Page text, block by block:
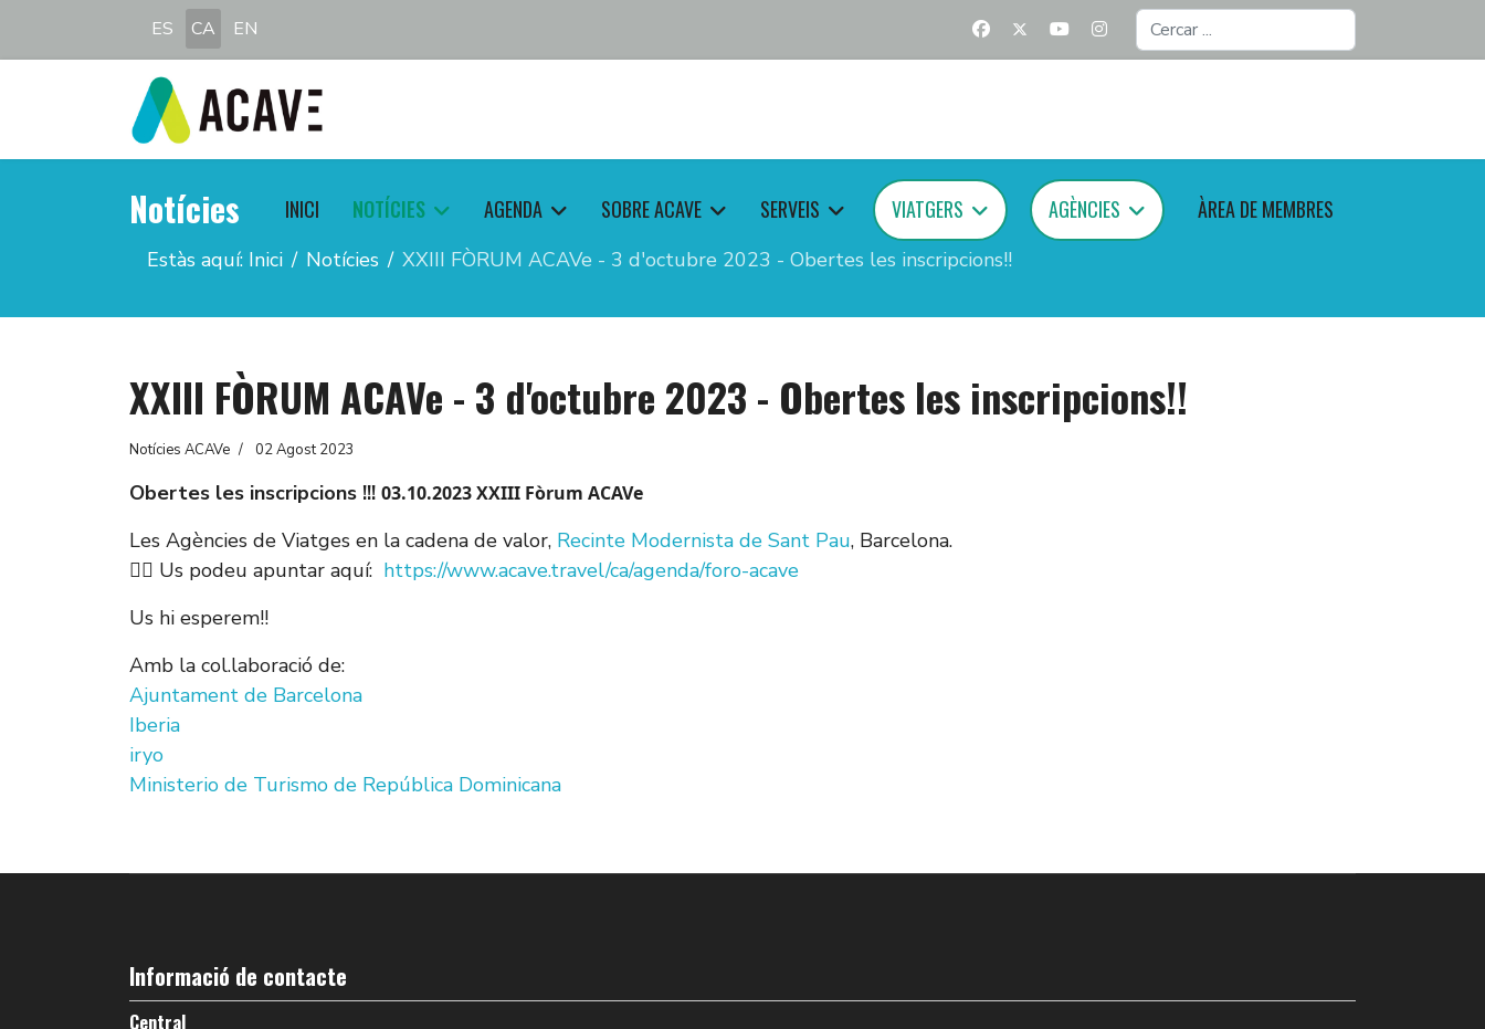
Seleccioni el seu idioma
ES CA EN
...
INICI NOTÍCIES AGENDA SOBRE ACAVE SERVEIS VIATGERS AGÈNCIES ÀREA DE MEMBRES
Notícies
Estàs aquí: Inici Notícies XXIII FÒRUM ACAVe - 3 d'octubre 2023 - Obertes les inscripcions!!
XXIII FÒRUM ACAVe - 3 d'octubre 2023 - Obertes les inscripcions!!
Notícies ACAVe 02 Agost 2023
Obertes les inscripcions !!! 03.10.2023 XXIII Fòrum ACAVe
Les Agències de Viatges en la cadena de valor, Recinte Modernista de Sant Pau, Barcelona.
✍🏻 Us podeu apuntar aquí: https://www.acave.travel/ca/agenda/foro-acave
Us hi esperem!!
Amb la col.laboració de:
Ajuntament de Barcelona
Iberia
iryo
Ministerio de Turismo de República Dominicana
Informació de contacte
Central